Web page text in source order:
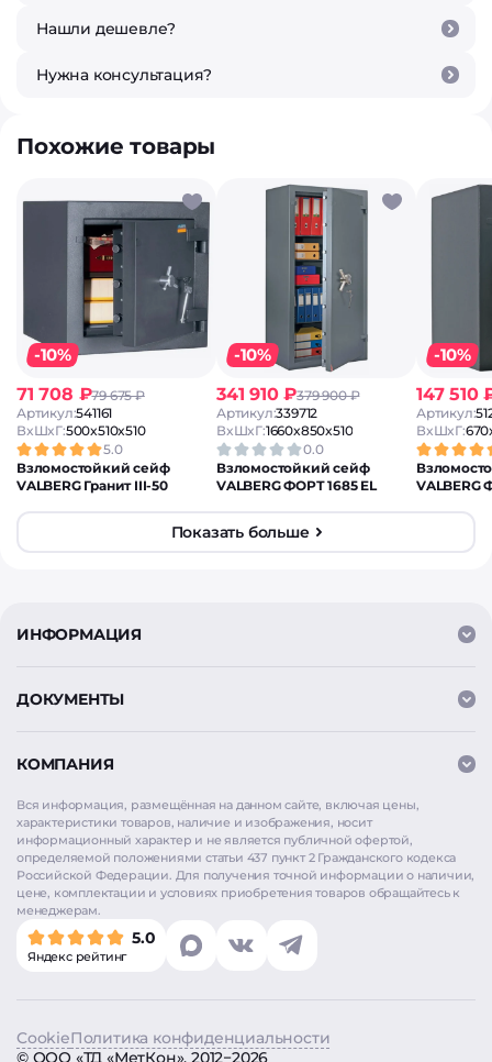
Нашли дешевле?
Нужна консультация?
Похожие товары
-10%
71 708 ₽79 675 ₽
Артикул:541161
ВxШxГ:500x510x510
5.0
Взломостойкий сейф
VALBERG Гранит III-50
-10%
341 910 ₽379 900 ₽
Артикул:339712
ВxШxГ:1660x850x510
0.0
Взломостойкий сейф
VALBERG ФОРТ 1685 EL
-10%
147 510
Артикул:
ВxШxГ:
VALBERG
Показать больше
Вся информация, размещённая на данном сайте, включая цены,
характеристики товаров, наличие и изображения, носит
информационный характер и не является публичной офертой,
определяемой положениями статьи 437 пункт 2 Гражданского кодекса
Российской Федерации. Для получения точной информации о наличии,
цене, комплектации и условиях приобретения товаров обращайтесь к
менеджерам.
5.0
Яндекс рейтинг
ИНФОРМАЦИЯ
ДОКУМЕНТЫ
КОМПАНИЯ
© ООО «ТД «МетКон», 2012−2026
CookieПолитика конфиденциальности
Мы используем cookie
для аналитики и улучшения
работы сайта. Продолжая использовать сайт, вы
конфиденциальности.